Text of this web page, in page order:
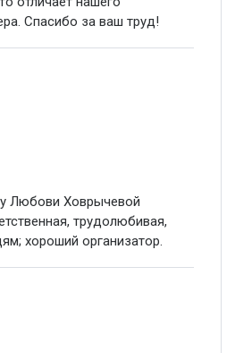
Спасибо за ваш труд!
Любови Ховрычевой
трудолюбивая,
хороший организатор.